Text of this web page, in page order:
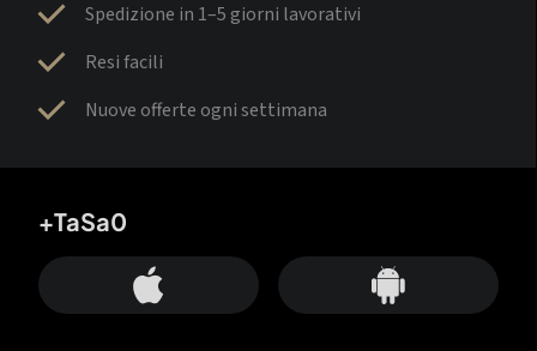
Spedizione in 1–5 giorni lavorativi
Resi facili
Nuove offerte ogni settimana
+TaSa0